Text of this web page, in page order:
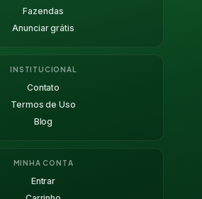
Fazendas
Anunciar grátis
INSTITUCIONAL
Contato
Termos de Uso
Blog
MINHA CONTA
Entrar